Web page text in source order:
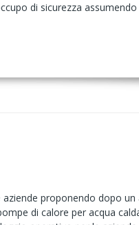
di sicurezza
proponendo dopo
di calore per acqua